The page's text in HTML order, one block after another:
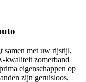
samen met uw rijstijl,
kwaliteit zomerband
eigenschappen op
zijn geruisloos,